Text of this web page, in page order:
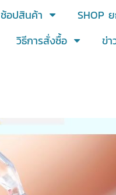
ช้อปสินค้า SHOP
วิธีการสั่งซื้อ ข่า